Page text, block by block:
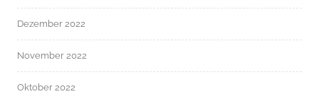
Dezember 2022
November 2022
Oktober 2022